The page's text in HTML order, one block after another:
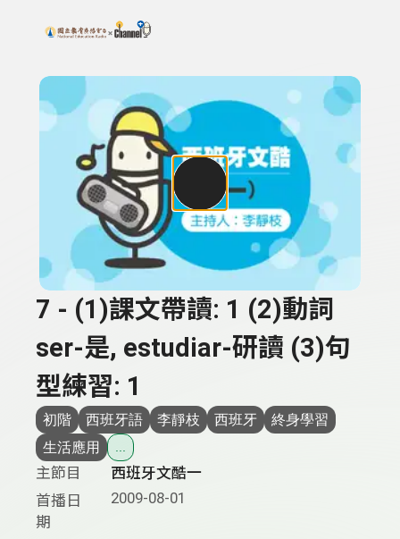
上方功能區塊
搜尋關鍵字：可輸入節目名稱、主持人或關鍵字
7 - (1)課文帶讀: 1 (2)動詞
ser-是, estudiar-研讀 (3)句
型練習: 1
初階 西班牙語 李靜枝 西班牙
終身學習
生活應用
...
主節目
西班牙文酷一
首播日
期
2009-08-01